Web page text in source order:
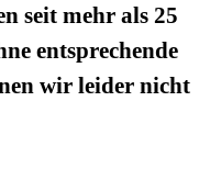
seit mehr als 25
entsprechende
wir leider nicht